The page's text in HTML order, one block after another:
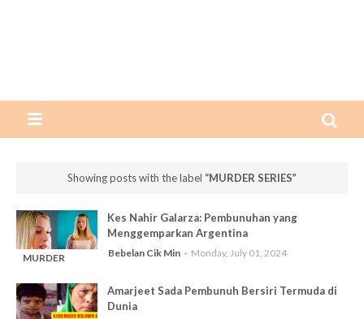
Showing posts with the label MURDER SERIES
MURDER
Kes Nahir Galarza: Pembunuhan yang
Menggemparkan Argentina
Bebelan Cik Min Monday, July 01, 2024
Amarjeet Sada Pembunuh Bersiri Termuda di
Dunia